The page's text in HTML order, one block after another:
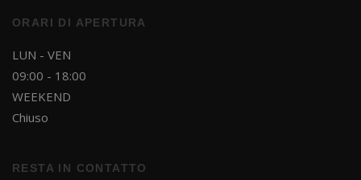
ORARI DI APERTURA
LUN - VEN
09:00 - 18:00
WEEKEND
Chiuso
RESTA IN CONTATTO